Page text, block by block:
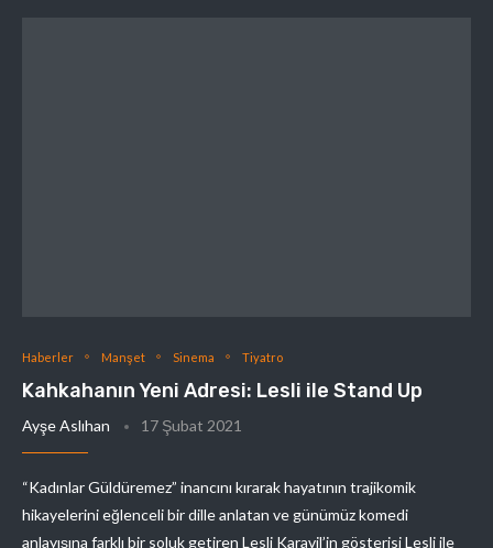
Haberler Manşet Sinema Tiyatro
Kahkahanın Yeni Adresi: Lesli ile Stand Up
Ayşe Aslıhan 17 Şubat 2021
“Kadınlar Güldüremez” inancını kırarak hayatının trajikomik
hikayelerini eğlenceli bir dille anlatan ve günümüz komedi
anlayışına farklı bir soluk getiren Lesli Karavil’in gösterisi Lesli ile